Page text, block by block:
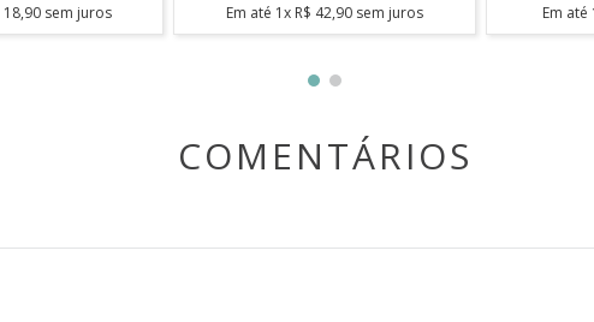
18,90sem juros Em até 1x R$ 42,90 sem juros Em até
COMENTÁRIOS